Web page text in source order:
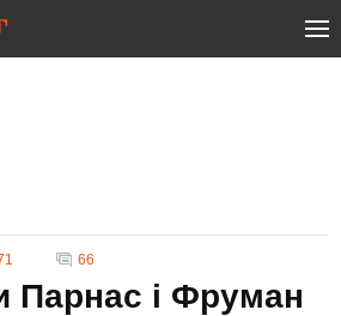
66
Парнас і Фруман